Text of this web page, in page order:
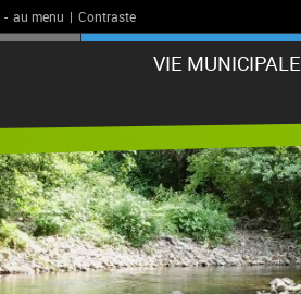
- au menu | Contraste
VIE MUNICIPALE